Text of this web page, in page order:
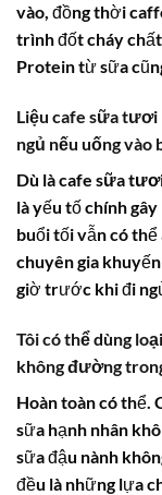
vào, đồng thời
trình đốt cháy
Protein từ sữa
Liệu cafe sữa tươi
ngủ nếu uống vào
Dù làcafe sữa
là yếu tố chính
buổi tối vẫn có thể
chuyên gia
giờ trước khi đi
Tôi có thể dùng
không đường
Hoàn toàn có thể.
sữa hạnh nhân
sữa đậu nành
đều là những lựa